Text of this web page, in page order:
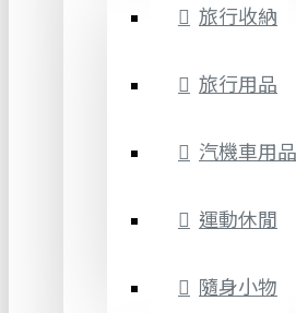
旅行收納
旅行用品
汽機車用品
運動休閒
隨身小物